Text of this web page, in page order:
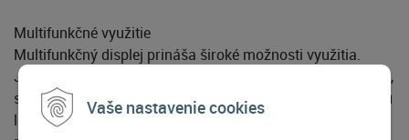
Vaše nastavenie cookies
Multifunkčné využitie
Multifunkčný displej prináša široké možnosti využitia.
Jeho rozšírené funkcie nielen umožňujú tvorbu, hranie hier,
sledovanie filmov a prehrávanie videí, ale taktiež poskytujú
lepší herný zážitok vďaka veľkej obrazovke. Navyše